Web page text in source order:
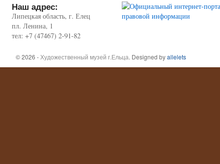
Наш адрес:
Липецкая область, г. Елец
пл. Ленина, 1
тел: +7 (47467) 2-91-82
© 2026 - Художественный музей г.Ельца. Designed byallelets